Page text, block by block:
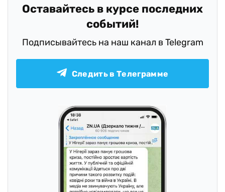
Оставайтесь в курсе последних
событий!
Подписывайтесь на наш канал в Telegram
Следить в Телеграмме